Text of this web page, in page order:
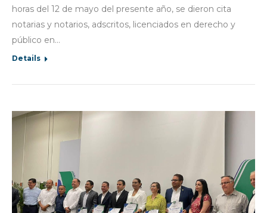
horas del 12 de mayo del presente año, se dieron cita
notarias y notarios, adscritos, licenciados en derecho y
público en…
Details